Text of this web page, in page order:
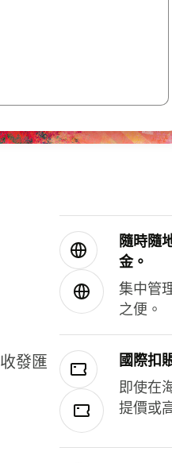
發匯
隨時隨
金。
集中管
之便。
國際扣
即使在
提價或